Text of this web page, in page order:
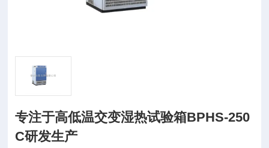
专注于高低温交变湿热试验箱BPHS-250
C研发生产